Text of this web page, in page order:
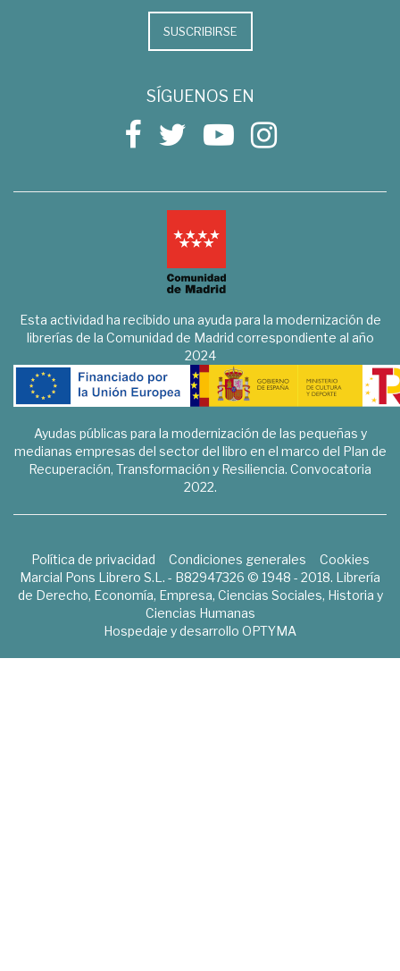
SUSCRIBIRSE
SÍGUENOS EN
Esta actividad ha recibido una ayuda para la modernización de
librerías de la Comunidad de Madrid correspondiente al año
2024
Ayudas públicas para la modernización de las pequeñas y
medianas empresas del sector del libro en el marco del Plan de
Recuperación, Transformación y Resiliencia. Convocatoria
2022.
Política de privacidad Condiciones generales
Cookies
Marcial Pons Librero S.L. - B82947326 © 1948 - 2018. Librería
de Derecho, Economía, Empresa, Ciencias Sociales, Historia y
Ciencias Humanas
Hospedaje y desarrollo OPTYMA